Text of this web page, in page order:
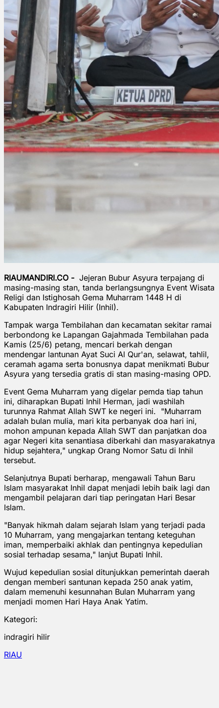
RIAUMANDIRI.CO - Jejeran Bubur Asyura terpajang di
masing-masing stan, tanda berlangsungnya Event Wisata
Religi dan Istighosah Gema Muharram 1448 H di
Kabupaten Indragiri Hilir (Inhil).
Tampak warga Tembilahan dan kecamatan sekitar ramai
berbondong ke Lapangan Gajahmada Tembilahan pada
Kamis (25/6) petang, mencari berkah dengan
mendengar lantunan Ayat Suci Al Qur'an, selawat, tahlil,
ceramah agama serta bonusnya dapat menikmati Bubur
Asyura yang tersedia gratis di stan masing-masing OPD.
Event Gema Muharram yang digelar pemda tiap tahun
ini, diharapkan Bupati Inhil Herman, jadi washilah
turunnya Rahmat Allah SWT ke negeri ini. "Muharram
adalah bulan mulia, mari kita perbanyak doa hari ini,
mohon ampunan kepada Allah SWT dan panjatkan doa
agar Negeri kita senantiasa diberkahi dan masyarakatnya
hidup sejahtera," ungkap Orang Nomor Satu di Inhil
tersebut.
Selanjutnya Bupati berharap, mengawali Tahun Baru
Islam masyarakat Inhil dapat menjadi lebih baik lagi dan
mengambil pelajaran dari tiap peringatan Hari Besar
Islam.
"Banyak hikmah dalam sejarah Islam yang terjadi pada
10 Muharram, yang mengajarkan tentang keteguhan
iman, memperbaiki akhlak dan pentingnya kepedulian
sosial terhadap sesama," lanjut Bupati Inhil.
Wujud kepedulian sosial ditunjukkan pemerintah daerah
dengan memberi santunan kepada 250 anak yatim,
dalam memenuhi kesunnahan Bulan Muharram yang
menjadi momen Hari Haya Anak Yatim.
Kategori:
indragiri hilir
RIAU